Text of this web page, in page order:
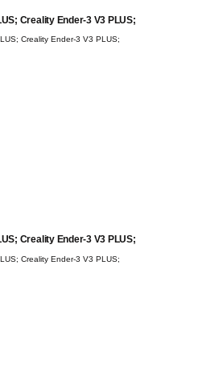
Creality Ender-3 V3 PLUS;
Creality Ender-3 V3 PLUS;
Creality Ender-3 V3 PLUS;
Creality Ender-3 V3 PLUS;